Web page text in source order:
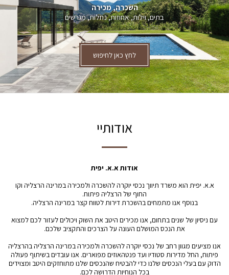
השכרה, מכירה
בתים, וילות, אחוזות, נחלות, מגרשים
לחץ כאן לחיפוש
אודותיי
אודות א.א. יפית
א.א. יפית הוא משרד תיווך נכסי יוקרה להשכרה ולמכירה במרינה הרצליה וקו
החוף של הרצליה פיתוח.
בנוסף אנו מתמחים בהשכרת דירות לטווח קצר במרינה הרצליה.
עם ניסיון של שנים בתחום, אנו מכירים היטב את השוק ויכולים לעזור לכם למצוא
את הנכס המושלם העונה על הצרכים והתקציב שלכם.
אנו מציעים מגוון רחב של נכסי יוקרה להשכרה ולמכירה במרינה הרצליה בהרצליה
פיתוח, החל מדירות סטודיו ועד פנטהאוזים מפוארים. אנו עובדים בשיתוף פעולה
הדוק עם בעלי הנכסים שלנו כדי להבטיח שהנכסים שלנו מתוחזקים היטב ומצוידים
בכל הנוחיות הדרושה לכם.